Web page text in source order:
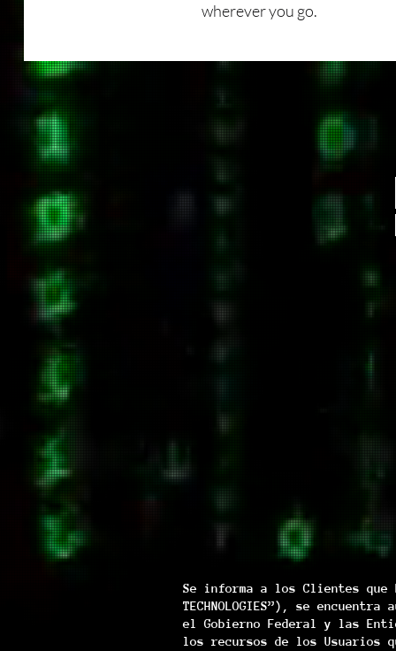
wherever you go.
Se informa a los Clientes que
TECHNOLOGIES”), se
el Gobierno Federal y las
los recursos de los Usuarios